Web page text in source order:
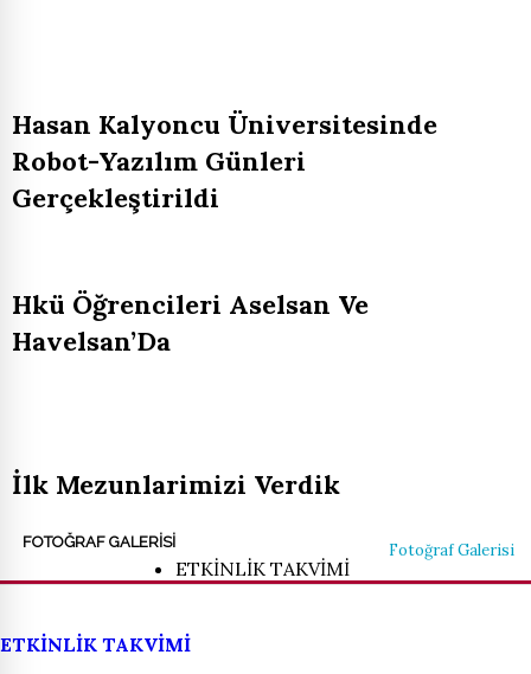
Fotoğraf Galerisi
FOTOĞRAF GALERİSİ
ETKİNLİK TAKVİMİ
ETKİNLİK TAKVİMİ